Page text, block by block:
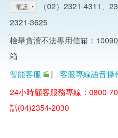
電話
（02）2321-4311、
2321-3625
檢舉貪瀆不法專用信箱：
箱
智能客服
| 客服專線語音操
24小時顧客服務專線：0800-
話(04)2354-2030